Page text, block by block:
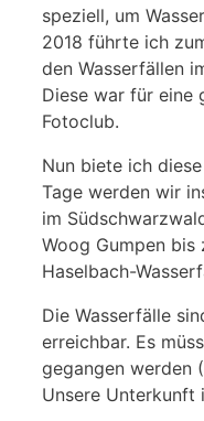
speziell, um
2018 führte ich
den Wasserfällen
Diese war für eine
Fotoclub.
Nun biete ich
Tage werden wir
im
Woog Gumpen bis
Haselbach-
Die Wasserfälle
erreichbar. Es
gegangen werden
Unsere Unterkunft